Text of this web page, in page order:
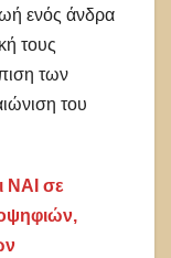
ενός άνδρα
τους
των
του
ΝΑΙ σε